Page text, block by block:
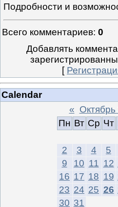
Подробности и
Всего комментариев: 0
Добавлять
[
Calendar
«
Пн Вт Ср Чт
2
3 4 5
9
10 11 12
16 17 18 19
23 24 25 26
30 31